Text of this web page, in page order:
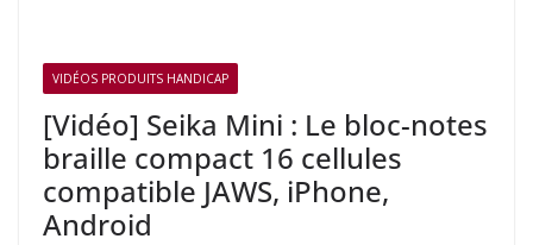
VIDÉOS PRODUITS HANDICAP
[Vidéo] Seika Mini : Le bloc-notes
braille compact 16 cellules
compatible JAWS, iPhone,
Android